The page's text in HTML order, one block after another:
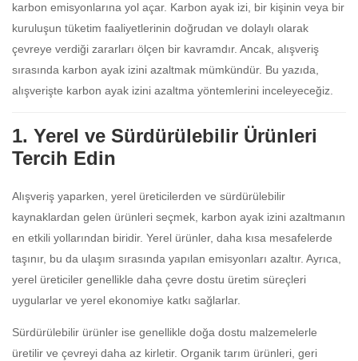
karbon emisyonlarına yol açar. Karbon ayak izi, bir kişinin veya bir
kuruluşun tüketim faaliyetlerinin doğrudan ve dolaylı olarak
çevreye verdiği zararları ölçen bir kavramdır. Ancak, alışveriş
sırasında karbon ayak izini azaltmak mümkündür. Bu yazıda,
alışverişte karbon ayak izini azaltma yöntemlerini inceleyeceğiz.
1. Yerel ve Sürdürülebilir Ürünleri
Tercih Edin
Alışveriş yaparken, yerel üreticilerden ve sürdürülebilir
kaynaklardan gelen ürünleri seçmek, karbon ayak izini azaltmanın
en etkili yollarından biridir. Yerel ürünler, daha kısa mesafelerde
taşınır, bu da ulaşım sırasında yapılan emisyonları azaltır. Ayrıca,
yerel üreticiler genellikle daha çevre dostu üretim süreçleri
uygularlar ve yerel ekonomiye katkı sağlarlar.
Sürdürülebilir ürünler ise genellikle doğa dostu malzemelerle
üretilir ve çevreyi daha az kirletir. Organik tarım ürünleri, geri